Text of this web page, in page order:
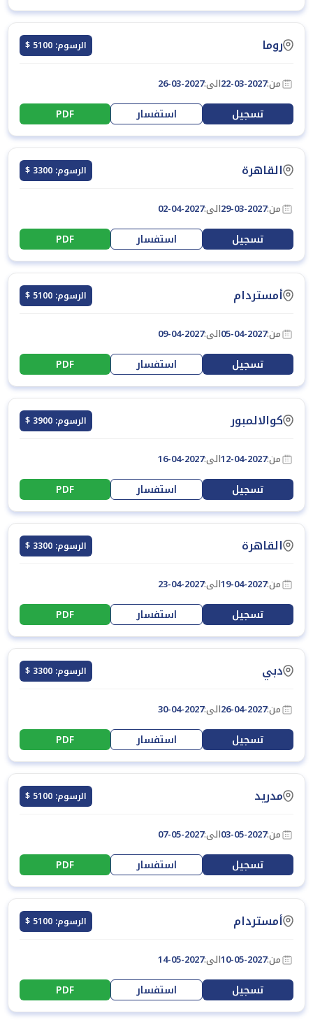
روما الرسوم: 5100 $
من:22-03-2027الى:26-03-2027
تسجيل استفسار PDF
القاهرة الرسوم: 3300 $
من:29-03-2027الى:02-04-2027
تسجيل استفسار PDF
أمستردام الرسوم: 5100 $
من:05-04-2027الى:09-04-2027
تسجيل استفسار PDF
كوالالمبور الرسوم: 3900 $
من:12-04-2027الى:16-04-2027
تسجيل استفسار PDF
القاهرة الرسوم: 3300 $
من:19-04-2027الى:23-04-2027
تسجيل استفسار PDF
دبي الرسوم: 3300 $
من:26-04-2027الى:30-04-2027
تسجيل استفسار PDF
مدريد الرسوم: 5100 $
من:03-05-2027الى:07-05-2027
تسجيل استفسار PDF
أمستردام الرسوم: 5100 $
من:10-05-2027الى:14-05-2027
تسجيل استفسار PDF